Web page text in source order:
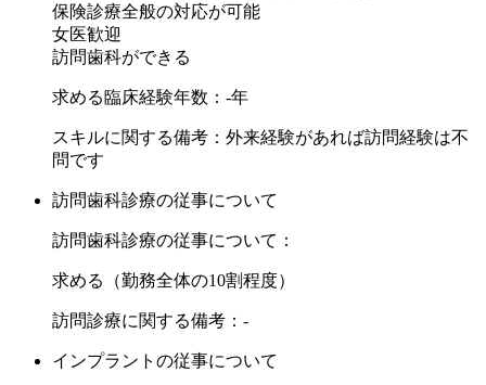
ご興味をお持ちいただけましたら、D-104 NEXTまでお問い
合わせくださいませ。
保険診療全般の対応が可能
女医歓迎
訪問歯科ができる
求める臨床経験年数：-年
スキルに関する備考：外来経験があれば訪問経験は不
問です
訪問歯科診療の従事について
訪問歯科診療の従事について：
求める（勤務全体の10割程度）
訪問診療に関する備考：-
インプラントの従事について